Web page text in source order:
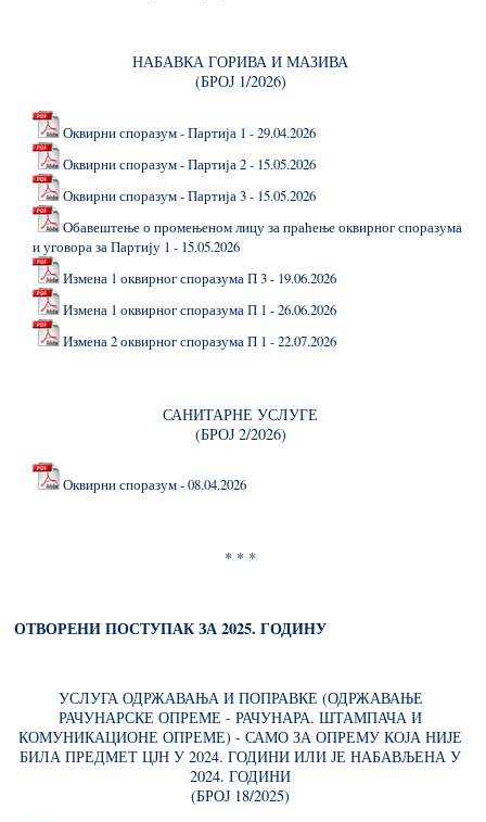
НАБАВКА ГОРИВА И МАЗИВА
(БРОЈ 1/2026)
Оквирни споразум - Партија 1 - 29.04.2026
Оквирни споразум - Партија 2 - 15.05.2026
Оквирни споразум - Партија 3 - 15.05.2026
Обавештење о промењеном лицу за праћење оквирног споразума
и уговора за Партију 1 - 15.05.2026
Измена 1 оквирног споразума П 3 - 19.06.2026
Измена 1 оквирног споразума П 1 - 26.06.2026
Измена 2 оквирног споразума П 1 - 22.07.2026
САНИТАРНЕ УСЛУГЕ
(БРОЈ 2/2026)
Оквирни споразум - 08.04.2026
* * *
ОТВОРЕНИ ПОСТУПАК ЗА 2025. ГОДИНУ
УСЛУГА ОДРЖАВАЊА И ПОПРАВКЕ (ОДРЖАВАЊЕ
РАЧУНАРСКЕ ОПРЕМЕ - РАЧУНАРА. ШТАМПАЧА И
КОМУНИКАЦИОНЕ ОПРЕМЕ) - САМО ЗА ОПРЕМУ КОЈА НИЈЕ
БИЛА ПРЕДМЕТ ЦЈН У 2024. ГОДИНИ ИЛИ ЈЕ НАБАВЉЕНА У
2024. ГОДИНИ
(БРОЈ 18/2025)